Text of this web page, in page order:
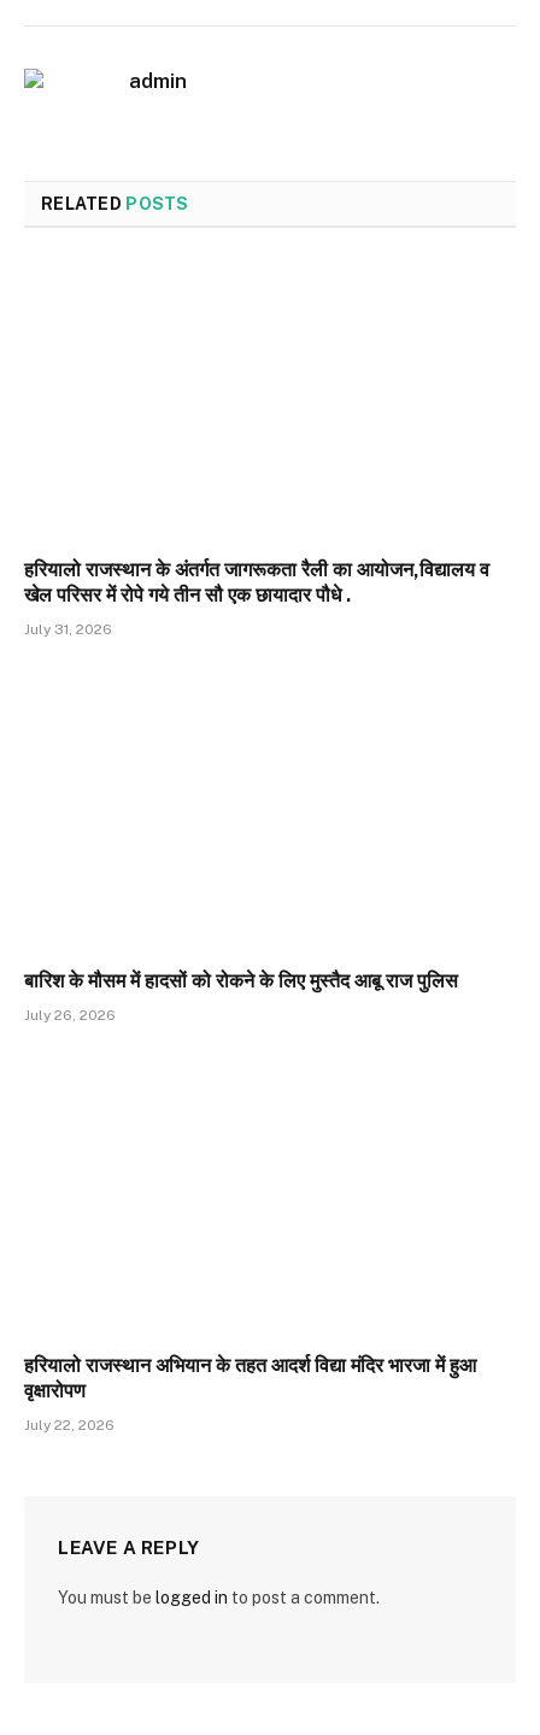
admin
RELATED POSTS
हरियालो राजस्थान के अंतर्गत जागरूकता रैली का आयोजन,विद्यालय व
खेल परिसर में रोपे गये तीन सौ एक छायादार पौधे .
July 31, 2026
बारिश के मौसम में हादसों को रोकने के लिए मुस्तैद आबू राज पुलिस
July 26, 2026
हरियालो राजस्थान अभियान के तहत आदर्श विद्या मंदिर भारजा में हुआ
वृक्षारोपण
July 22, 2026
LEAVE A REPLY
You must be logged in to post a comment.